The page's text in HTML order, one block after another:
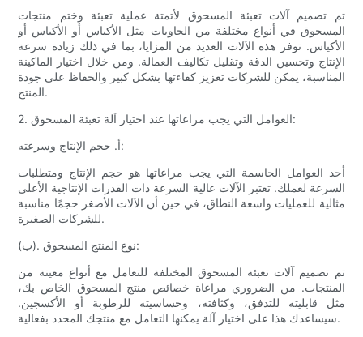
تم تصميم آلات تعبئة المسحوق لأتمتة عملية تعبئة وختم منتجات
المسحوق في أنواع مختلفة من الحاويات مثل الأكياس أو الأكياس أو
الأكياس. توفر هذه الآلات العديد من المزايا، بما في ذلك زيادة سرعة
الإنتاج وتحسين الدقة وتقليل تكاليف العمالة. ومن خلال اختيار الماكينة
المناسبة، يمكن للشركات تعزيز كفاءتها بشكل كبير والحفاظ على جودة
المنتج.
2. العوامل التي يجب مراعاتها عند اختيار آلة تعبئة المسحوق:
أ. حجم الإنتاج وسرعته:
أحد العوامل الحاسمة التي يجب مراعاتها هو حجم الإنتاج ومتطلبات
السرعة لعملك. تعتبر الآلات عالية السرعة ذات القدرات الإنتاجية الأعلى
مثالية للعمليات واسعة النطاق، في حين أن الآلات الأصغر حجمًا مناسبة
للشركات الصغيرة.
(ب). نوع المنتج المسحوق:
تم تصميم آلات تعبئة المسحوق المختلفة للتعامل مع أنواع معينة من
المنتجات. من الضروري مراعاة خصائص منتج المسحوق الخاص بك،
مثل قابليته للتدفق، وكثافته، وحساسيته للرطوبة أو الأكسجين.
سيساعدك هذا على اختيار آلة يمكنها التعامل مع منتجك المحدد بفعالية.